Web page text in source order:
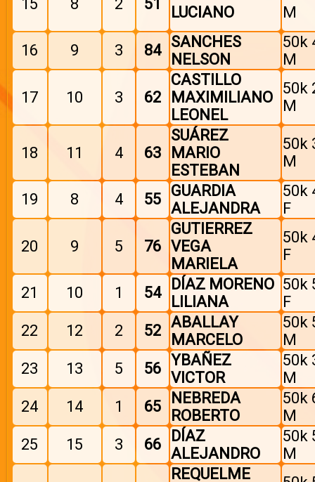
15 8 2 51
LUCIANO
M
16 9 3 84
SANCHES
NELSON
50k
M
17 10 3 62
CASTILLO
MAXIMILIANO
LEONEL
50k
M
18 11 4 63
SUÁREZ
MARIO
ESTEBAN
50k
M
19 8 4 55
GUARDIA
ALEJANDRA
50k
F
20 9 5 76
GUTIERREZ
VEGA
MARIELA
50k
F
21 10 1 54
DÍAZ MORENO
LILIANA
50k
F
22
12 2 52 ABALLAY
MARCELO
50k
M
23
13 5 56 YBAÑEZ
VICTOR
50k
M
24
14 1 65
NEBREDA
ROBERTO
50k
M
25
15 3 66
DÍAZ
ALEJANDRO
50k
M
REQUELME